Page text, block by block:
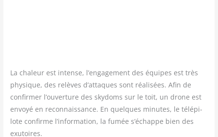
La cha­leur est intense, l’engagement des équipes est très
phy­sique, des relèves d’attaques sont réa­li­sées. Afin de
confir­mer l’ouverture des sky­doms sur le toit, un drone est
envoyé en recon­nais­sance. En quelques minutes, le télé­pi­
lote confirme l’information, la fumée s’échappe bien des
exu­toires.